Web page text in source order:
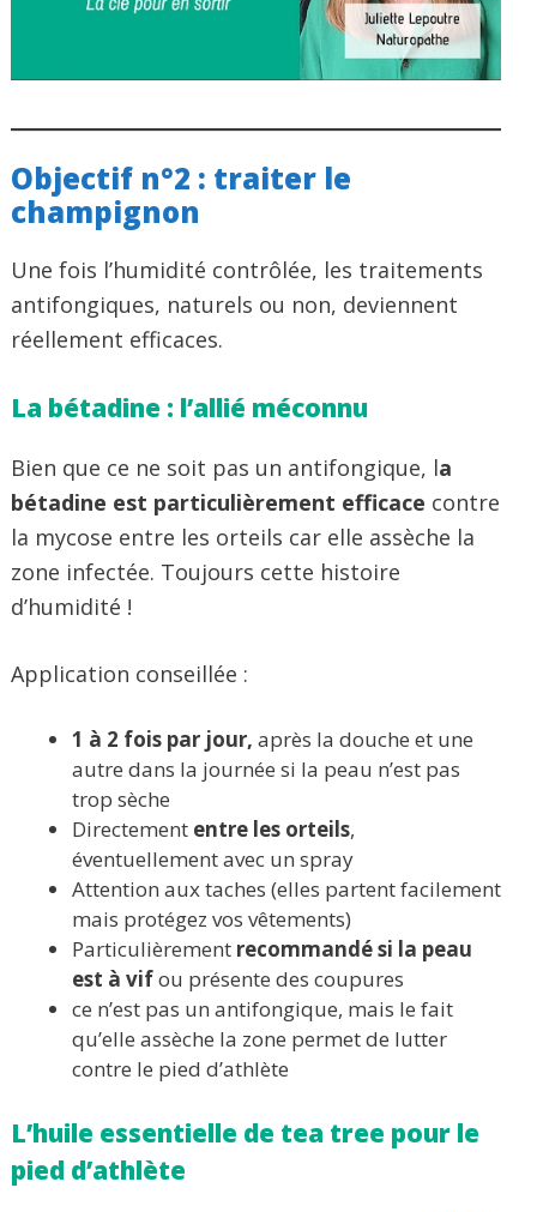
Objectif n°2 : traiter le
champignon
Une fois l’humidité contrôlée, les traitements
antifongiques, naturels ou non, deviennent
réellement efficaces.
La bétadine : l’allié méconnu
Bien que ce ne soit pas un antifongique, la
bétadine est particulièrement efficace contre
la mycose entre les orteils car elle assèche la
zone infectée. Toujours cette histoire
d’humidité !
Application conseillée :
1 à 2 fois par jour, après la douche et une
autre dans la journée si la peau n’est pas
trop sèche
Directement entre les orteils,
éventuellement avec un spray
Attention aux taches (elles partent facilement
mais protégez vos vêtements)
Particulièrement recommandé si la peau
est à vifou présente des coupures
ce n’est pas un antifongique, mais le fait
qu’elle assèche la zone permet de lutter
contre le pied d’athlète
L’huile essentielle de tea tree pour le
pied d’athlète